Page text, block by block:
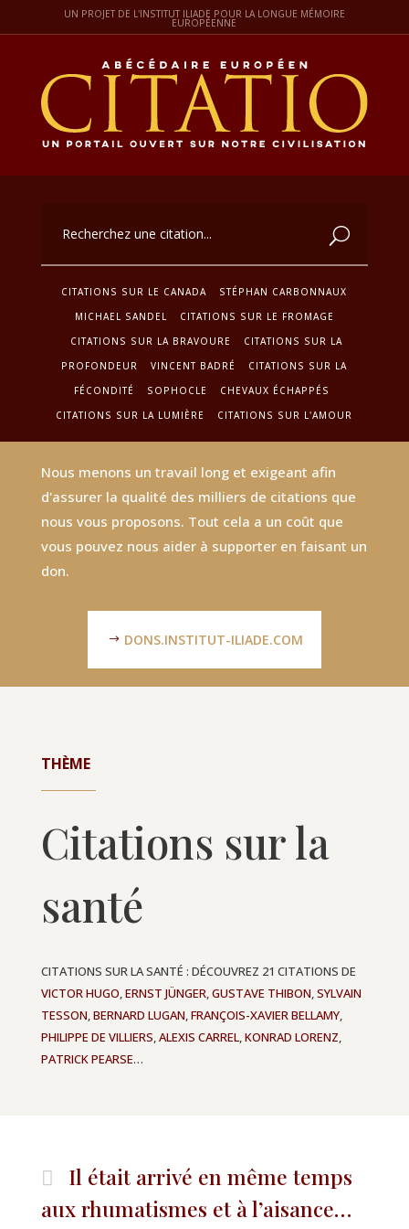
UN PROJET DE L'INSTITUT ILIADE POUR LA LONGUE MÉMOIRE
EUROPÉENNE
CITATIONS SUR LE CANADA
STÉPHAN CARBONNAUX
MICHAEL SANDEL
CITATIONS SUR LE FROMAGE
CITATIONS SUR LA BRAVOURE
CITATIONS SUR LA
PROFONDEUR
VINCENT BADRÉ
CITATIONS SUR LA
FÉCONDITÉ
SOPHOCLE
CHEVAUX ÉCHAPPÉS
CITATIONS SUR LA LUMIÈRE
CITATIONS SUR L'AMOUR
Nous menons un travail long et exigeant afin
d'assurer la qualité des milliers de citations que
nous vous proposons. Tout cela a un coût que
vous pouvez nous aider à supporter en faisant un
don.
DONS.INSTITUT-ILIADE.COM
THÈME
Citations sur la
santé
CITATIONS SUR LA SANTÉ : DÉCOUVREZ 21 CITATIONS DE
VICTOR HUGO,ERNST JÜNGER,GUSTAVE THIBON,SYLVAIN
TESSON,BERNARD LUGAN,FRANÇOIS-XAVIER BELLAMY,
PHILIPPE DE VILLIERS,ALEXIS CARREL,KONRAD LORENZ,
PATRICK PEARSE…
Il était arrivé en même temps
aux rhumatismes et à l’aisance…